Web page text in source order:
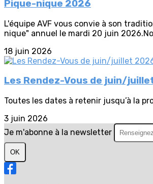
Pique-nique 2026
L'équipe AVF vous convie à son
nique" annuel le mardi 20 juin
18 juin 2026
Les Rendez-Vous de juin/
Toutes les dates à retenir jusqu’à la
3 juin 2026
Je m'abonne à la newsletter
OK